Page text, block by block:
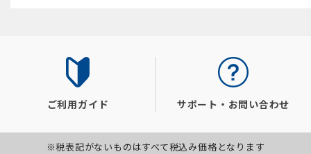
ご利用ガイド サポート・お問い合わせ
※税表記がないものはすべて税込み価格となります